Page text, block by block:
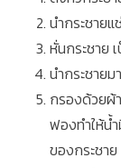
นำกระชาย
หั่นกระชาย
นำกระชาย
กรองด้วยผ้
ฟองทำให้น้
ของกระชาย